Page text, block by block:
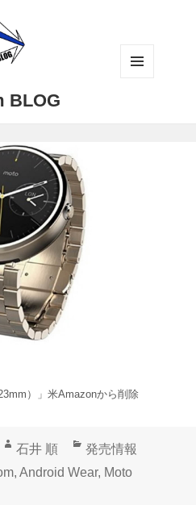
BLOG
）」米Amazonから削除
作
成
石井 順
カ
テ
発売情報
, Android Wear, Moto